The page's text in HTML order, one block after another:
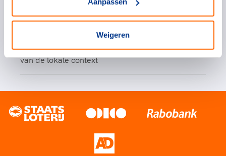
Weigeren
Sportplatformen
Sportplatformen kunnen diverse rollen pakken:
adviserend, uitvoerend of belangenbehartigend.
Hoe het sportplatform zich opstelt, is afhankelijk
van de lokale context